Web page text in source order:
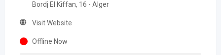
Bordj El Kiffan, 16 - Alger
Visit Website
Offline Now